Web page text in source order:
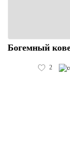
Богемный
2